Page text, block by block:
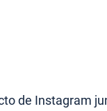
de Instagram